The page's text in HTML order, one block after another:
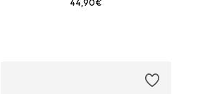
44,90€